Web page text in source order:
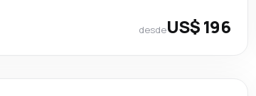
desdeUS$ 196